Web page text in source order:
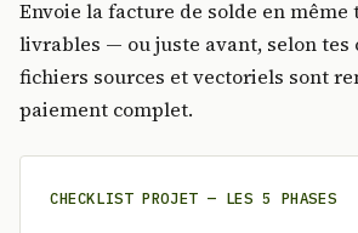
Envoie la facture de solde en même
livrables — ou juste avant, selon tes
fichiers sources et vectoriels sont
paiement complet.
CHECKLIST PROJET — LES 5 PHASES